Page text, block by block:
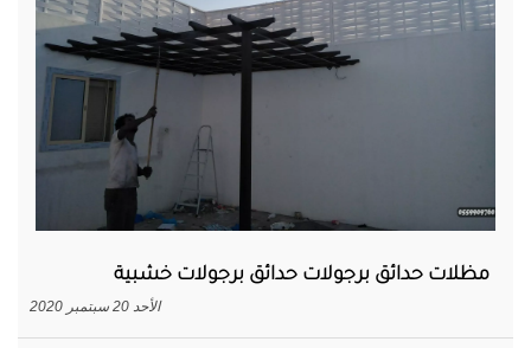
مظلات حدائق برجولات حدائق برجولات خشبية
الأحد 20 سبتمبر 2020